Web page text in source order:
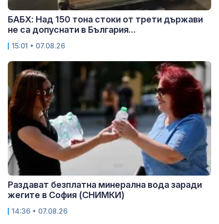
БАБХ: Над 150 тона стоки от трети държави
не са допуснати в България...
15:01 • 07.08.26
Раздават безплатна минерална вода заради
жегите в София (СНИМКИ)
14:36 • 07.08.26